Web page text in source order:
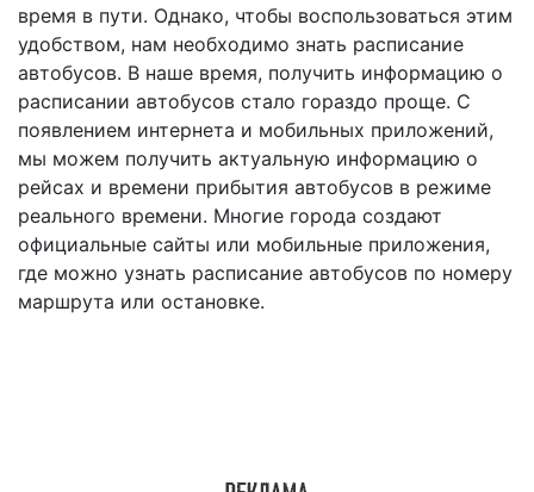
время в пути. Однако, чтобы воспользоваться этим
удобством, нам необходимо знать расписание
автобусов. В наше время, получить информацию о
расписании автобусов стало гораздо проще. С
появлением интернета и мобильных приложений,
мы можем получить актуальную информацию о
рейсах и времени прибытия автобусов в режиме
реального времени. Многие города создают
официальные сайты или мобильные приложения,
где можно узнать расписание автобусов по номеру
маршрута или остановке.